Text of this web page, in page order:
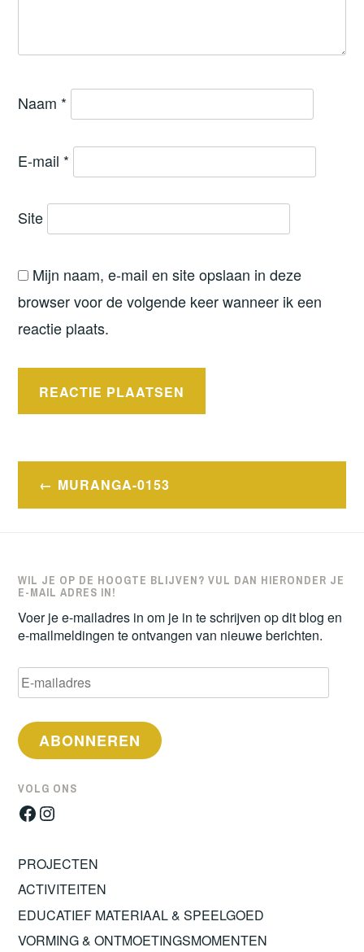
Naam *
E-mail *
Site
Mijn naam, e-mail en site opslaan in deze
browser voor de volgende keer wanneer ik een
reactie plaats.
Bericht
navigatie
MURANGA-0153
WIL JE OP DE HOOGTE BLIJVEN? VUL DAN HIERONDER JE
E-MAIL ADRES IN!
Voer je e-mailadres in om je in te schrijven op dit blog en
e-mailmeldingen te ontvangen van nieuwe berichten.
E-
mailadres
ABONNEREN
VOLG ONS
Facebook
Instagram
PROJECTEN
ACTIVITEITEN
EDUCATIEF MATERIAAL & SPEELGOED
VORMING & ONTMOETINGSMOMENTEN